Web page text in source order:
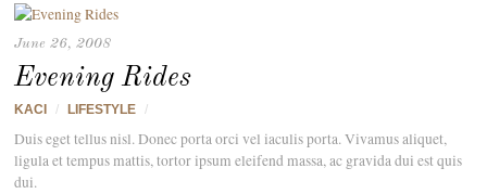
June 26, 2008
Evening Rides
KACI / LIFESTYLE /
Duis eget tellus nisl. Donec porta orci vel iaculis porta. Vivamus aliquet,
ligula et tempus mattis, tortor ipsum eleifend massa, ac gravida dui est quis
dui.